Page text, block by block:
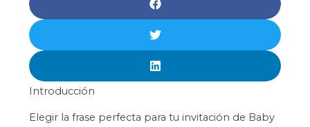
Introducción
Elegir la frase perfecta para tu invitación de Baby